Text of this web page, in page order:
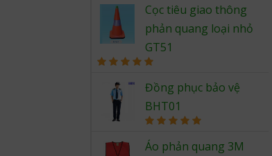
out of 5
Cọc tiêu giao thông
phản quang loại nhỏ
GT51
out of 5
Đồng phục bảo vệ
BHT01
out of 5
Áo phản quang 3M